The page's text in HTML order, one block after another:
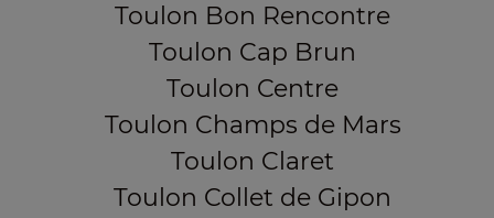
Toulon Bon Rencontre
Toulon Cap Brun
Toulon Centre
Toulon Champs de Mars
Toulon Claret
Toulon Collet de Gipon